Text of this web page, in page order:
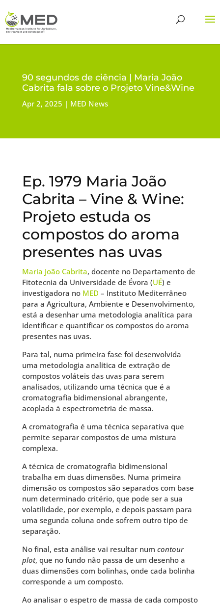
90 segundos de ciência | Maria João
Cabrita fala sobre o Projeto Vine&Wine
Apr 2, 2025 MED News
Ep. 1979 Maria João
Cabrita – Vine & Wine:
Projeto estuda os
compostos do aroma
presentes nas uvas
Maria João Cabrita, docente no Departamento de
Fitotecnia da Universidade de Évora (UÉ) e
investigadora no MED – Instituto Mediterrâneo
para a Agricultura, Ambiente e Desenvolvimento,
está a desenhar uma metodologia analítica para
identificar e quantificar os compostos do aroma
presentes nas uvas.
Para tal, numa primeira fase foi desenvolvida
uma metodologia analítica de extração de
compostos voláteis das uvas para serem
analisados, utilizando uma técnica que é a
cromatografia bidimensional abrangente,
acoplada à espectrometria de massa.
A cromatografia é uma técnica separativa que
permite separar compostos de uma mistura
complexa.
A técnica de cromatografia bidimensional
trabalha em duas dimensões. Numa primeira
dimensão os compostos são separados com base
num determinado critério, que pode ser a sua
volatilidade, por exemplo, e depois passam para
uma segunda coluna onde sofrem outro tipo de
separação.
No final, esta análise vai resultar num contour
plot, que no fundo não passa de um desenho a
duas dimensões com bolinhas, onde cada bolinha
corresponde a um composto.
Ao analisar o espetro de massa de cada composto